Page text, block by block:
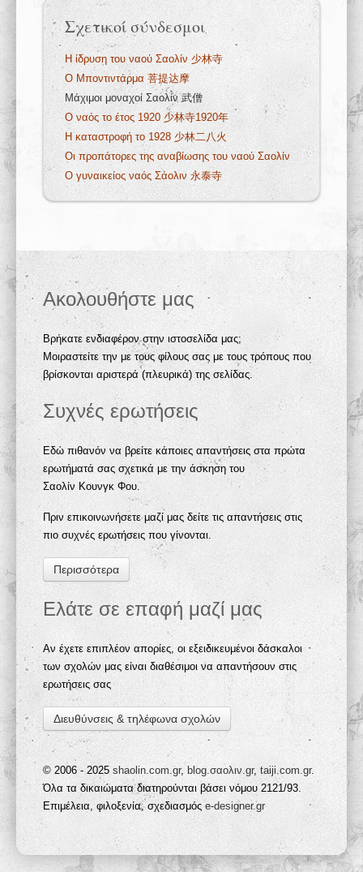
Σχετικοί σύνδεσμοι
Η ίδρυση του ναού Σαολίν 少林寺
Ο Μποντιντάρμα 菩提达摩
Μάχιμοι μοναχοί Σαολίν 武僧
Ο ναός το έτος 1920 少林寺1920年
Η καταστροφή το 1928 少林二八火
Οι προπάτορες της αναβίωσης του ναού Σαολίν
Ο γυναικείος ναός Σάολιν 永泰寺
Ακολουθήστε μας
Βρήκατε ενδιαφέρον στην ιστοσελίδα μας;
Μοιραστείτε την με τους φίλους σας με τους τρόπους που
βρίσκονται αριστερά (πλευρικά) της σελίδας.
Συχνές ερωτήσεις
Εδώ πιθανόν να βρείτε κάποιες απαντήσεις στα πρώτα
ερωτήματά σας σχετικά με την άσκηση του
Σαολίν Κουνγκ Φου.
Πριν επικοινωνήσετε μαζί μας δείτε τις απαντήσεις στις
πιο συχνές ερωτήσεις που γίνονται.
Περισσότερα
Ελάτε σε επαφή μαζί μας
Αν έχετε επιπλέον απορίες, οι εξειδικευμένοι δάσκαλοι
των σχολών μας είναι διαθέσιμοι να απαντήσουν στις
ερωτήσεις σας
Διευθύνσεις & τηλέφωνα σχολών
© 2006 - 2025shaolin.com.gr, blog.σαολιν.gr, taiji.com.gr.
Όλα τα δικαιώματα διατηρούνται βάσει νόμου 2121/93.
Επιμέλεια, φιλοξενία, σχεδιασμόςe-designer.gr